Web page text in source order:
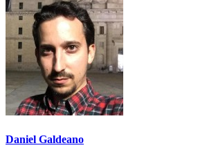
Daniel Galdeano